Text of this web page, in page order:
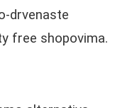
drvenaste
free shopovima.